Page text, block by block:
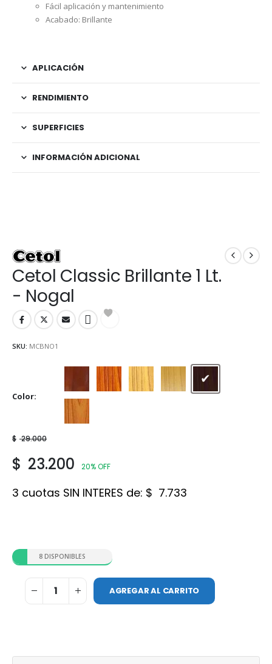
Fácil aplicación y mantenimiento
Acabado: Brillante
APLICACIÓN
RENDIMIENTO
SUPERFICIES
INFORMACIÓN ADICIONAL
Cetol Classic Brillante 1 Lt.
- Nogal
SKU: MCBNO1
Color
Cedro Cristal Natural Nogal
Roble
$ 29.000
$ 23.200 20% OFF
3 cuotas SIN INTERES de: $ 7.733
8 DISPONIBLES
AGREGAR AL CARRITO